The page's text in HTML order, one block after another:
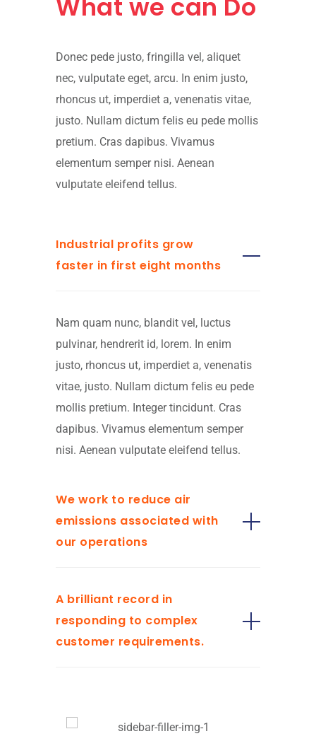
What we can Do
Donec pede justo, fringilla vel, aliquet
nec, vulputate eget, arcu. In enim justo,
rhoncus ut, imperdiet a, venenatis vitae,
justo. Nullam dictum felis eu pede mollis
pretium. Cras dapibus. Vivamus
elementum semper nisi. Aenean
vulputate eleifend tellus.
Industrial profits grow
faster in first eight months
Nam quam nunc, blandit vel, luctus
pulvinar, hendrerit id, lorem. In enim
justo, rhoncus ut, imperdiet a, venenatis
vitae, justo. Nullam dictum felis eu pede
mollis pretium. Integer tincidunt. Cras
dapibus. Vivamus elementum semper
nisi. Aenean vulputate eleifend tellus.
We work to reduce air
emissions associated with
our operations
A brilliant record in
responding to complex
customer requirements.